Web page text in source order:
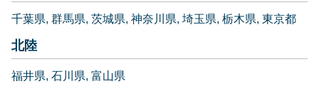
千葉県 群馬県 茨城県 神奈川県 埼玉県 栃木県 東京都
北陸
福井県 石川県 富山県